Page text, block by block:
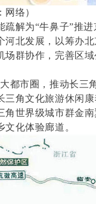
络）
解为“牛鼻子”推
河北发展，以筹办
群协作，完善区
都市圈，推动长三
角文化旅游休闲
世界级城市群金
化体验廊道。